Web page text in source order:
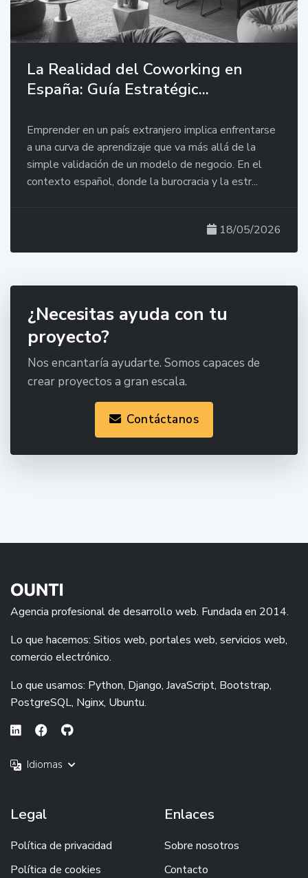
La Realidad del Coworking en
España: Guía Estratégic...
Emprender en un país extranjero implica enfrentarse
a una curva de aprendizaje que va más allá de la
simple validación de un modelo de negocio. En el
contexto español, donde la burocracia y la estr...
18/05/2026
¿Necesitas ayuda con tu
proyecto?
Nos encantaría ayudarte. Somos capaces de
crear proyectos a gran escala.
Contáctanos
Agencia profesional de desarrollo web. Fundada en 2014.
Lo que hacemos: Sitios web, portales web, servicios web,
comercio electrónico.
Lo que usamos: Python, Django, JavaScript, Bootstrap,
PostgreSQL, Nginx, Ubuntu.
Idiomas
Legal
Política de privacidad
Política de cookies
Enlaces
Sobre nosotros
Contacto